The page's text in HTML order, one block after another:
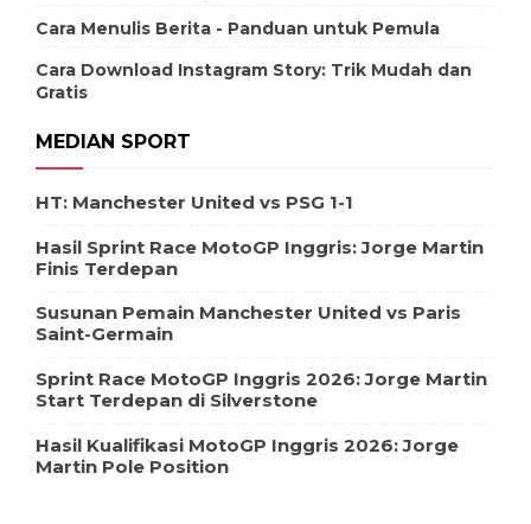
Cara Menulis Berita - Panduan untuk Pemula
Cara Download Instagram Story: Trik Mudah dan
Gratis
MEDIAN SPORT
HT: Manchester United vs PSG 1-1
Hasil Sprint Race MotoGP Inggris: Jorge Martin
Finis Terdepan
Susunan Pemain Manchester United vs Paris
Saint-Germain
Sprint Race MotoGP Inggris 2026: Jorge Martin
Start Terdepan di Silverstone
Hasil Kualifikasi MotoGP Inggris 2026: Jorge
Martin Pole Position